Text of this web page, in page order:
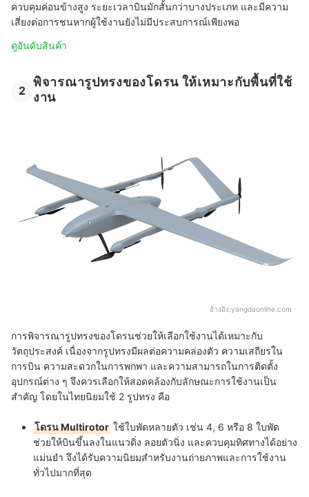
ควบคุมค่อนข้างสูง ระยะเวลาบินมักสั้นกว่าบางประเภท และมีความ
เสี่ยงต่อการชนหากผู้ใช้งานยังไม่มีประสบการณ์เพียงพอ
ดูอันดับสินค้า
2
พิจารณารูปทรงของโดรน ให้เหมาะกับพื้นที่ใช้
งาน
อ้างอิง:yangdaonline.com
การพิจารณารูปทรงของโดรนช่วยให้เลือกใช้งานได้เหมาะกับ
วัตถุประสงค์ เนื่องจากรูปทรงมีผลต่อความคล่องตัว ความเสถียรใน
การบิน ความสะดวกในการพกพา และความสามารถในการติดตั้ง
อุปกรณ์ต่าง ๆ จึงควรเลือกให้สอดคล้องกับลักษณะการใช้งานเป็น
สำคัญ โดยในไทยนิยมใช้ 2 รูปทรง คือ
โดรน Multirotor ใช้ใบพัดหลายตัว เช่น 4, 6 หรือ 8 ใบพัด
ช่วยให้บินขึ้นลงในแนวดิ่ง ลอยตัวนิ่ง และควบคุมทิศทางได้อย่าง
แม่นยำ จึงได้รับความนิยมสำหรับงานถ่ายภาพและการใช้งาน
ทั่วไปมากที่สุด